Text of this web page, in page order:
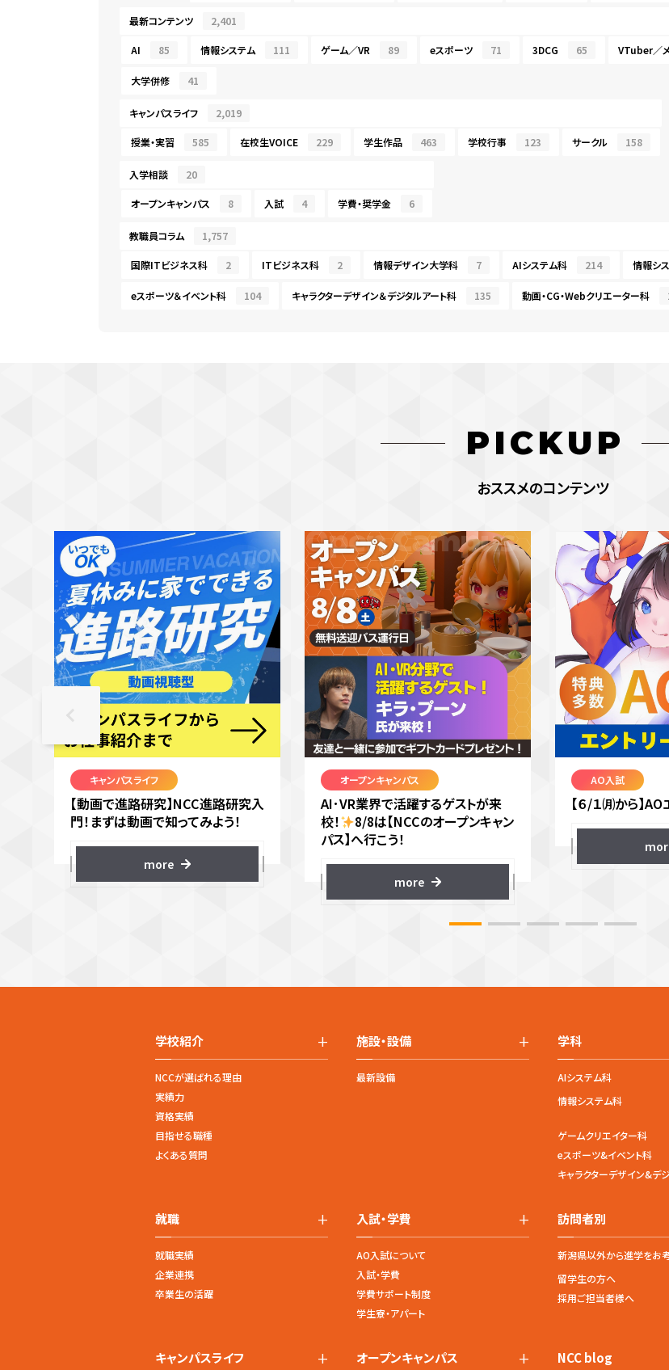
最新コンテンツ 2,401
AI 85 情報システム 111 ゲーム／VR 89 eスポーツ 71 3DCG 65 VTuber／
大学併修 41
キャンパスライフ 2,019
授業・実習 585 在校生VOICE 229 学生作品 463 学校行事 123 サークル 158
入学相談 20
オープンキャンパス 8 入試 4 学費・奨学金 6
教職員コラム 1,757
国際ITビジネス科 2 ITビジネス科 2 情報デザイン大学科 7 AIシステム科 214 情報シ
eスポーツ＆イベント科 104 キャラクターデザイン＆デジタルアート科 135 動画・CG・Webクリエーター科
PICKUP
おススメのコンテンツ
キャンパスライフ
【動画で進路研究】NCC進路研究入
門！まずは動画で知ってみよう！
more
オープンキャンパス
AI･VR業界で活躍するゲストが来
校！
8/8は【NCCのオープンキャン
パス】へ行こう！
more
AO入試
【６/１㈪から】
学校紹介 +
NCCが選ばれる理由
実績力
資格実績
目指せる職種
よくある質問
施設・設備 +
最新設備
学科
AIシステム科
情報システム科
ゲームクリエイター科
eスポーツ&イベント科
キャラクターデザイン&デ
就職 +
就職実績
企業連携
卒業生の活躍
入試・学費 +
AO入試について
入試・学費
学費サポート制度
学生寮・アパート
訪問者別
新潟県以外から進学をお
留学生の方へ
採用ご担当者様へ
キャンパスライフ + オープンキャンパス + NCC blog